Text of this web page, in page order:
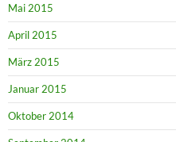
Mai 2015
April 2015
März 2015
Januar 2015
Oktober 2014